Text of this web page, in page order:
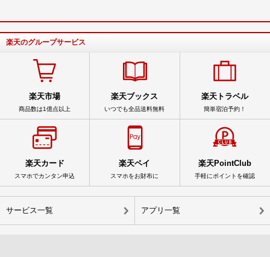
楽天のグループサービス
楽天市場
商品数は1億点以上
楽天ブックス
いつでも全品送料無料
楽天トラベル
簡単宿泊予約！
楽天カード
スマホでカンタン申込
楽天ペイ
スマホをお財布に
楽天PointClub
手軽にポイントを確認
サービス一覧 アプリ一覧